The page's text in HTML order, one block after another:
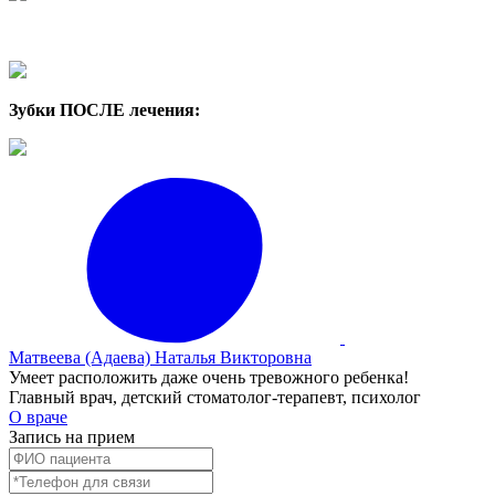
Зубки ПОСЛЕ лечения:
Матвеева (Адаева) Наталья Викторовна
Умеет расположить даже очень тревожного ребенка!
Главный врач, детский стоматолог-терапевт, психолог
О враче
Запись на прием